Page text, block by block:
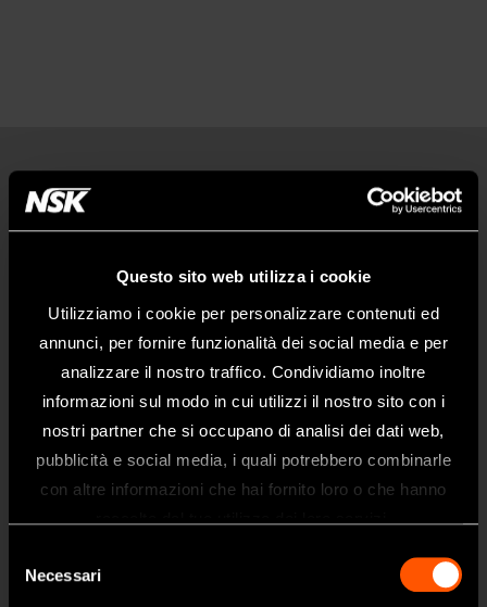
Questo sito web utilizza i cookie
Utilizziamo i cookie per personalizzare contenuti ed
annunci, per fornire funzionalità dei social media e per
analizzare il nostro traffico. Condividiamo inoltre
informazioni sul modo in cui utilizzi il nostro sito con i
nostri partner che si occupano di analisi dei dati web,
pubblicità e social media, i quali potrebbero combinarle
con altre informazioni che hai fornito loro o che hanno
Necessari
Benvenuti nel sito web di NSK Dental
Italy
Prodotti
Turbine
Micromotori
Odontoiatria Portatile
Endodonzia
Chirurgia